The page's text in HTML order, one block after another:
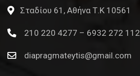
Σταδίου 61, Αθήνα Τ.Κ 10561
210 220 4277 – 6932 272 112
diapragmateytis@gmail.com